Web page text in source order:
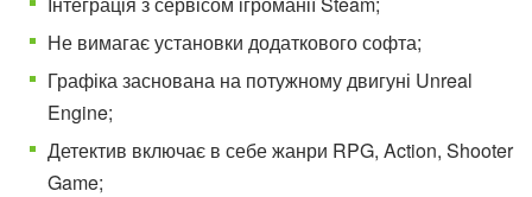
Не вимагає установки додаткового софта;
Графіка заснована на потужному двигуні Unreal
Engine;
Детектив включає в себе жанри RPG, Action, Shooter
Game;